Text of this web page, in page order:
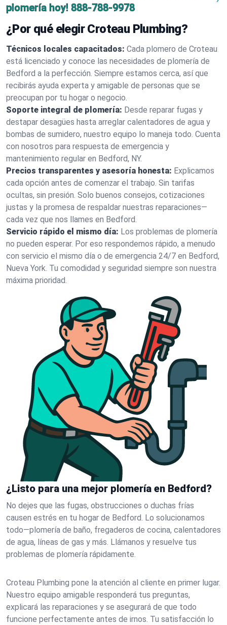
plomería hoy! 888-788-9978
¿Por qué elegir Croteau Plumbing?
Técnicos locales capacitados: Cada plomero de Croteau
está licenciado y conoce las necesidades de plomería de
Bedford a la perfección. Siempre estamos cerca, así que
recibirás ayuda experta y amigable de personas que se
preocupan por tu hogar o negocio.
Soporte integral de plomería: Desde reparar fugas y
destapar desagües hasta arreglar calentadores de agua y
bombas de sumidero, nuestro equipo lo maneja todo. Cuenta
con nosotros para respuesta de emergencia y
mantenimiento regular en Bedford, NY.
Precios transparentes y asesoría honesta: Explicamos
cada opción antes de comenzar el trabajo. Sin tarifas
ocultas, sin presión. Solo buenos consejos, cotizaciones
justas y la promesa de respaldar nuestras reparaciones—
cada vez que nos llames en Bedford.
Servicio rápido el mismo día: Los problemas de plomería
no pueden esperar. Por eso respondemos rápido, a menudo
con servicio el mismo día o de emergencia 24/7 en Bedford,
Nueva York. Tu comodidad y seguridad siempre son nuestra
máxima prioridad.
¿Listo para una mejor plomería en Bedford?
No dejes que las fugas, obstrucciones o duchas frías
causen estrés en tu hogar de Bedford. Lo solucionamos
todo—plomería de baño, fregaderos de cocina, calentadores
de agua, líneas de gas y más. Llámanos y resuelve tus
problemas de plomería rápidamente.
Croteau Plumbing pone la atención al cliente en primer lugar.
Nuestro equipo amigable responderá tus preguntas,
explicará las reparaciones y se asegurará de que todo
funcione perfectamente antes de irnos. Tu satisfacción lo